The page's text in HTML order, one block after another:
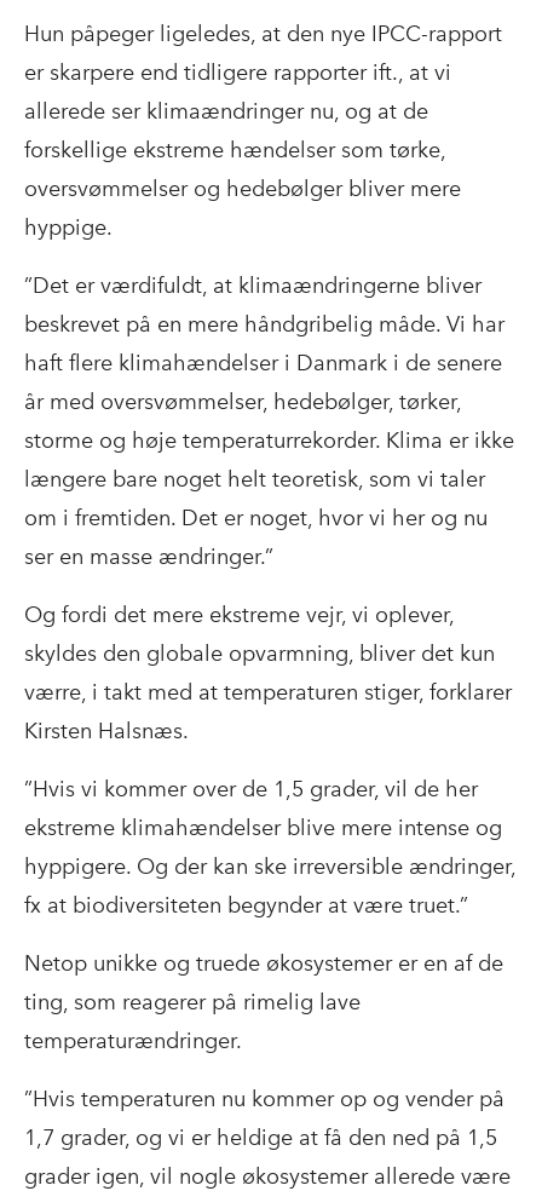
Hun påpeger ligeledes, at den nye IPCC-rapport
er skarpere end tidligere rapporter ift., at vi
allerede ser klimaændringer nu, og at de
forskellige ekstreme hændelser som tørke,
oversvømmelser og hedebølger bliver mere
hyppige.
”Det er værdifuldt, at klimaændringerne bliver
beskrevet på en mere håndgribelig måde. Vi har
haft flere klimahændelser i Danmark i de senere
år med oversvømmelser, hedebølger, tørker,
storme og høje temperaturrekorder. Klima er ikke
længere bare noget helt teoretisk, som vi taler
om i fremtiden. Det er noget, hvor vi her og nu
ser en masse ændringer.”
Og fordi det mere ekstreme vejr, vi oplever,
skyldes den globale opvarmning, bliver det kun
værre, i takt med at temperaturen stiger, forklarer
Kirsten Halsnæs.
”Hvis vi kommer over de 1,5 grader, vil de her
ekstreme klimahændelser blive mere intense og
hyppigere. Og der kan ske irreversible ændringer,
fx at biodiversiteten begynder at være truet.”
Netop unikke og truede økosystemer er en af de
ting, som reagerer på rimelig lave
temperaturændringer.
”Hvis temperaturen nu kommer op og vender på
1,7 grader, og vi er heldige at få den ned på 1,5
grader igen, vil nogle økosystemer allerede være